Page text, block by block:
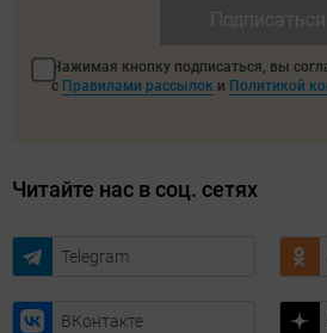
Нажимая кнопку подписаться, вы
с Правилами рассылок и Политикой
Читайте нас в соц. сетях
Telegram
ВКонтакте